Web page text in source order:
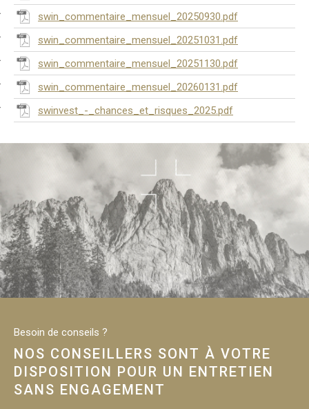
swin_commentaire_mensuel_20250930.pdf
swin_commentaire_mensuel_20251031.pdf
swin_commentaire_mensuel_20251130.pdf
swin_commentaire_mensuel_20260131.pdf
swinvest_-_chances_et_risques_2025.pdf
Besoin de conseils ?
NOS CONSEILLERS SONT À VOTRE
DISPOSITION POUR UN ENTRETIEN
SANS ENGAGEMENT